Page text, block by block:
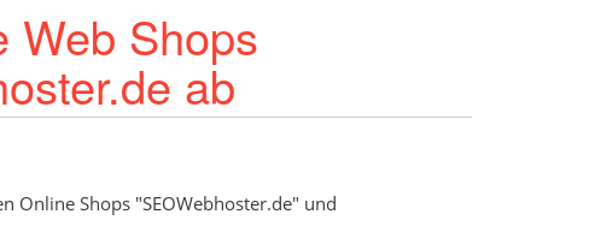
Web Shops
ab
Online Shops "SEOWebhoster.de" und